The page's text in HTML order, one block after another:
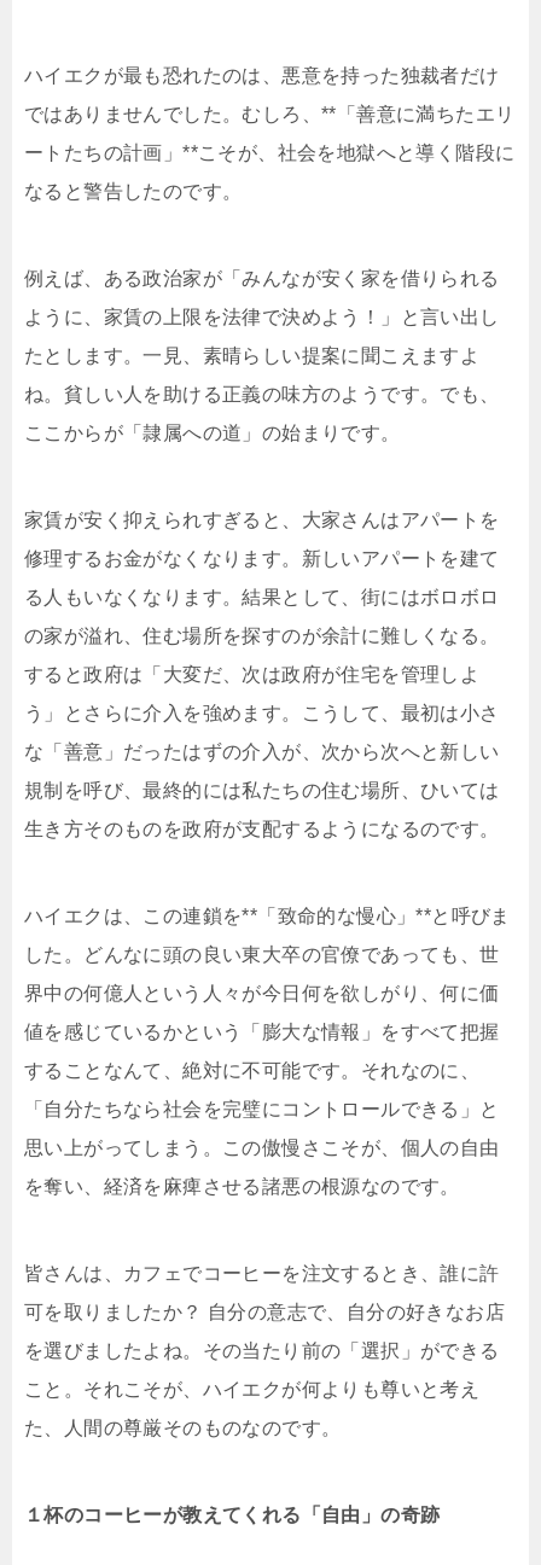
ハイエクが最も恐れたのは、悪意を持った独裁者だけ
ではありませんでした。むしろ、**「善意に満ちたエリ
ートたちの計画」**こそが、社会を地獄へと導く階段に
なると警告したのです。
例えば、ある政治家が「みんなが安く家を借りられる
ように、家賃の上限を法律で決めよう！」と言い出し
たとします。一見、素晴らしい提案に聞こえますよ
ね。貧しい人を助ける正義の味方のようです。でも、
ここからが「隷属への道」の始まりです。
家賃が安く抑えられすぎると、大家さんはアパートを
修理するお金がなくなります。新しいアパートを建て
る人もいなくなります。結果として、街にはボロボロ
の家が溢れ、住む場所を探すのが余計に難しくなる。
すると政府は「大変だ、次は政府が住宅を管理しよ
う」とさらに介入を強めます。こうして、最初は小さ
な「善意」だったはずの介入が、次から次へと新しい
規制を呼び、最終的には私たちの住む場所、ひいては
生き方そのものを政府が支配するようになるのです。
ハイエクは、この連鎖を**「致命的な慢心」**と呼びま
した。どんなに頭の良い東大卒の官僚であっても、世
界中の何億人という人々が今日何を欲しがり、何に価
値を感じているかという「膨大な情報」をすべて把握
することなんて、絶対に不可能です。それなのに、
「自分たちなら社会を完璧にコントロールできる」と
思い上がってしまう。この傲慢さこそが、個人の自由
を奪い、経済を麻痺させる諸悪の根源なのです。
皆さんは、カフェでコーヒーを注文するとき、誰に許
可を取りましたか？ 自分の意志で、自分の好きなお店
を選びましたよね。その当たり前の「選択」ができる
こと。それこそが、ハイエクが何よりも尊いと考え
た、人間の尊厳そのものなのです。
１杯のコーヒーが教えてくれる「自由」の奇跡